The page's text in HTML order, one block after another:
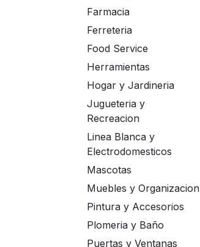
Farmacia
Ferreteria
Food Service
Herramientas
Hogar y Jardineria
Jugueteria y
Recreacion
Linea Blanca y
Electrodomesticos
Mascotas
Muebles y Organizacion
Pintura y Accesorios
Plomeria y Baño
Puertas y Ventanas